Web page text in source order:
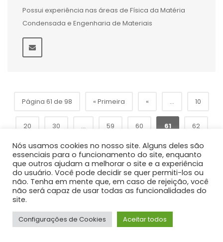
Possui experiência nas áreas de Física da Matéria
Condensada e Engenharia de Materiais
Página 61 de 98 « Primeira « ... 10
20 30 ... 59 60 61 62
63 ... 70 80 90 ... »
Última »
Nós usamos cookies no nosso site. Alguns deles são
essenciais para o funcionamento do site, enquanto
que outros ajudam a melhorar o site e a experiência
do usuário. Você pode decidir se quer permiti-los ou
não. Tenha em mente que, em caso de rejeição, você
não será capaz de usar todas as funcionalidades do
site.
Configurações de Cookies Aceitar todos